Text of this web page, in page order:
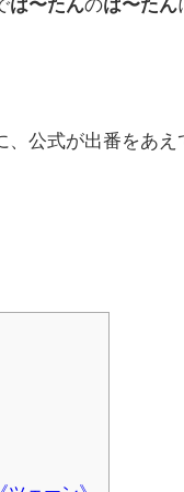
は〜たんのは〜たん
、公式が出番をあ